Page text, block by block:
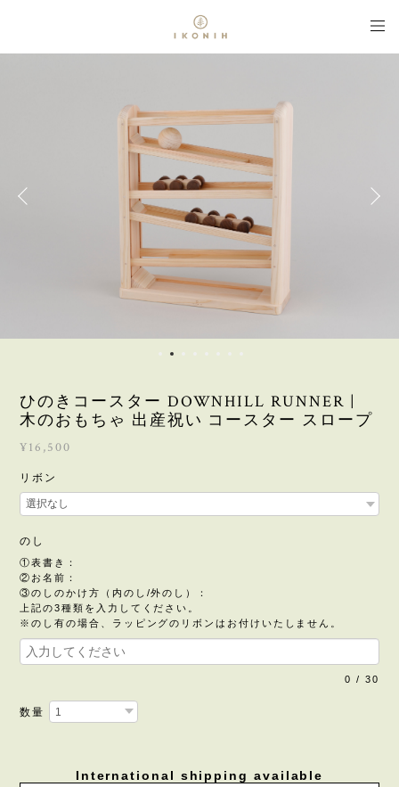
ひのきコースター DOWNHILL RUNNER |
木のおもちゃ 出産祝い コースター スロープ
¥16,500
リボン
のし
①表書き：
②お名前：
③のしのかけ方（内のし/外のし）：
上記の3種類を入力してください。
※のし有の場合、ラッピングのリボンはお付けいたしません。
0 / 30
数量
International shipping available